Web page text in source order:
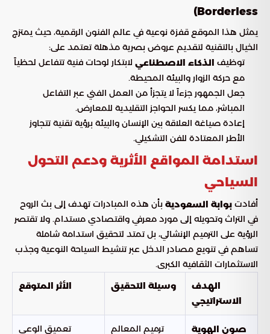
Borderless)
يمثل هذا الموقع قفزة نوعية في عالم الفنون الرقمية، حيث يمتزج
الخيال بالتقنية لتقديم عروض بصرية مذهلة تعتمد على:
توظيف الذكاء الاصطناعي لابتكار لوحات فنية تتفاعل لحظياً
مع حركة الزوار والبيئة المحيطة.
جعل الجمهور جزءاً لا يتجزأ من العمل الفني عبر التفاعل
المباشر، مما يكسر الحواجز التقليدية للمعارض.
إعادة صياغة العلاقة بين الإنسان والبيئة برؤية تقنية تتجاوز
الأطر المعتادة للفن التشكيلي.
استدامة المواقع الأثرية ودعم التحول
السياحي
أفادت بوابة السعودية بأن هذه المبادرات تهدف إلى بث الروح
في التراث وتحويله إلى مورد معرفي واقتصادي مستدام. ولا تقتصر
الرؤية على الترميم الإنشائي، بل تمتد لتحقيق استدامة شاملة
تساهم في تنويع مصادر الدخل عبر تنشيط السياحة النوعية وجذب
الاستثمارات الثقافية الكبرى.
الهدف
الاستراتيجي
وسيلة التحقيق الأثر المتوقع
صون الهوية ترميم المعالم تعميق الوعي